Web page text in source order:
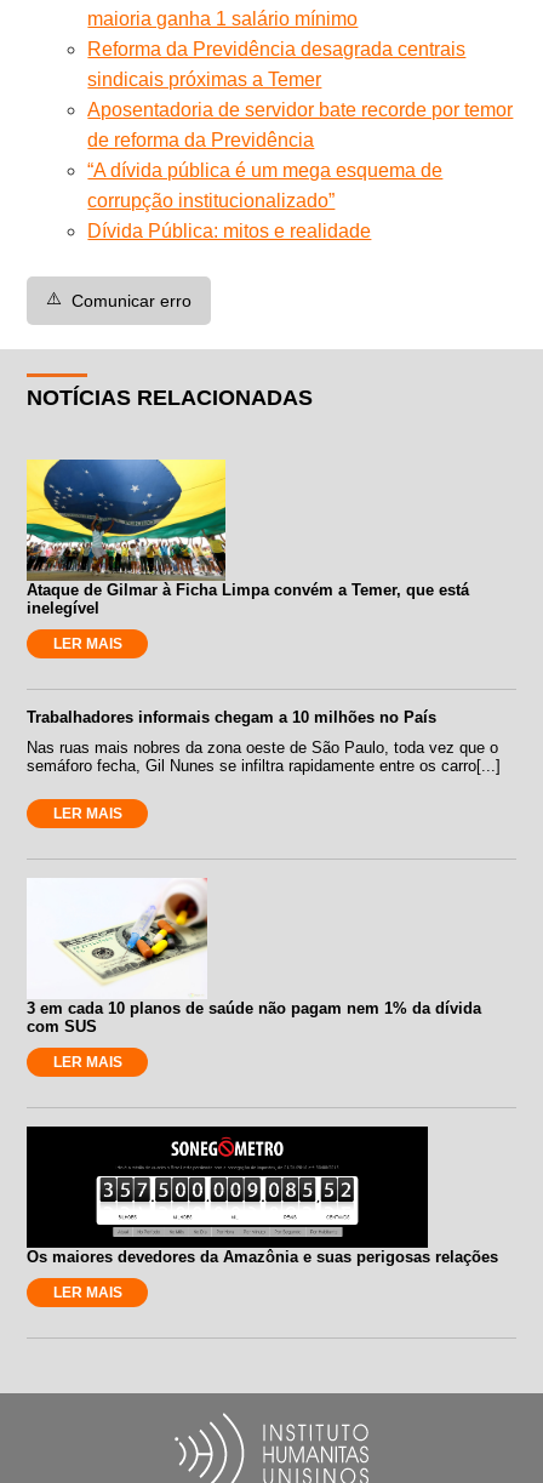
maioria ganha 1 salário mínimo
Reforma da Previdência desagrada centrais
sindicais próximas a Temer
Aposentadoria de servidor bate recorde por temor
de reforma da Previdência
“A dívida pública é um mega esquema de
corrupção institucionalizado”
Dívida Pública: mitos e realidade
⚠️ Comunicar erro
NOTÍCIAS RELACIONADAS
Ataque de Gilmar à Ficha Limpa convém a Temer, que está
inelegível
LER MAIS
Trabalhadores informais chegam a 10 milhões no País
Nas ruas mais nobres da zona oeste de São Paulo, toda vez que o
semáforo fecha, Gil Nunes se infiltra rapidamente entre os carro[...]
LER MAIS
3 em cada 10 planos de saúde não pagam nem 1% da dívida
com SUS
LER MAIS
Os maiores devedores da Amazônia e suas perigosas relações
LER MAIS